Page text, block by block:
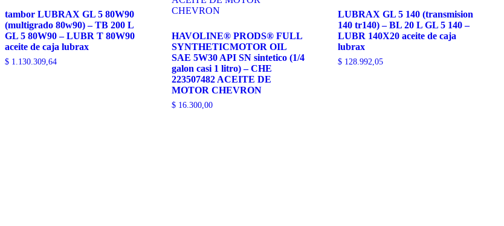
tambor LUBRAX GL 5 80W90
(multigrado 80w90) – TB 200 L
GL 5 80W90 – LUBR T 80W90
aceite de caja lubrax
$ 1.130.309,64
HAVOLINE® PRODS® FULL
SYNTHETICMOTOR OIL
SAE 5W30 API SN sintetico (1/4
galon casi 1 litro) – CHE
223507482 ACEITE DE
MOTOR CHEVRON
$16.300,00
LUBRAX GL 5 140 (transmision
140 tr140) – BL 20 L GL 5 140 –
LUBR 140X20 aceite de caja
lubrax
$ 128.992,05